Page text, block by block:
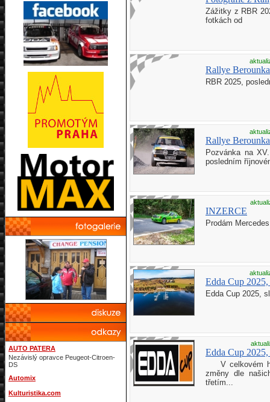
AUTO PATERA
Nezávislý opravce Peugeot-Citroen-
DS
Automix
Kulturistika.com
Zážitky z RBR
fotkách od
Rallye
RBR 2025,
Rallye
Pozvánka na
posledním
INZERCE
Prodám
Edda Cup
Edda Cup 2025,
Edda Cup
V celkovém
změny dle
třetím...